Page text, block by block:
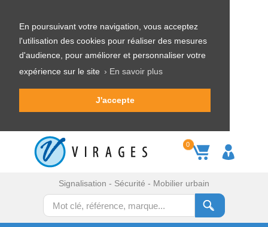
En poursuivant votre navigation, vous acceptez
l'utilisation des cookies pour réaliser des mesures
d'audience, pour améliorer et personnaliser votre
expérience sur le site › En savoir plus
J'accepte
0
Signalisation - Sécurité - Mobilier urbain